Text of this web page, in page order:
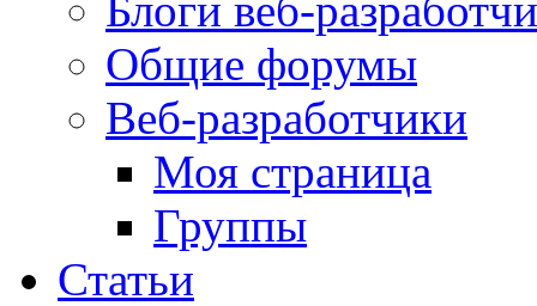
Общие форумы
Веб-разработчики
Моя страница
Группы
Статьи